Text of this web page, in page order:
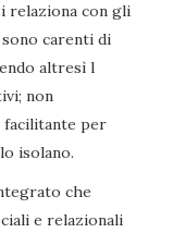
relaziona con gli
carenti di
altresì l
non
facilitante per
isolano.
che
e relazionali